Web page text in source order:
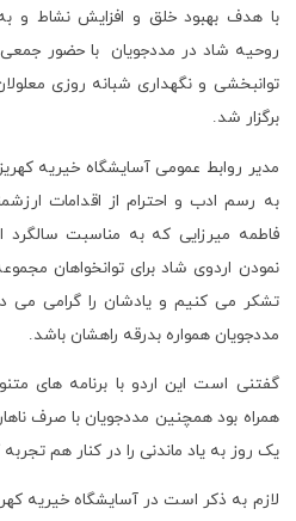
با هدف بهبود خلق و افزایش نشاط و به
روحیه شاد در مددجویان با حضور جمعی
توانبخشی و نگهداری شبانه روزی
برگزار شد.
مدیر روابط عمومی آسایشگاه خیریه
به رسم ادب و احترام از اقدامات
فاطمه میرزایی که به مناسبت سالگرد
نمودن اردوی شاد برای توانخواهان
تشکر می کنیم و یادشان را گرامی می
مددجویان همواره بدرقه راهشان باشد.
گفتنی است این اردو با برنامه های
همراه بود همچنین مددجویان با صرف
یک روز به یاد ماندنی را در کنار هم تجربه